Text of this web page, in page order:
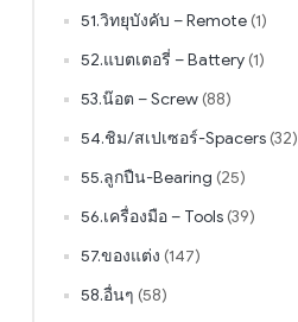
51.วิทยุบังคับ – Remote (1)
52.แบตเตอรี่ – Battery (1)
53.น๊อต – Screw (88)
54.ชิม/สเปเซอร์-Spacers (32)
55.ลูกปืน-Bearing (25)
56.เครื่องมือ – Tools (39)
57.ของแต่ง (147)
58.อื่นๆ (58)